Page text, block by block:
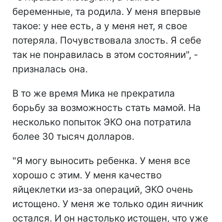
беременные, та родила. У меня впервые
такое: у нее есть, а у меня нет, я свое
потеряла. Почувствовала злость. Я себе
так не понравилась в этом состоянии", -
призналась она.
В то же время Мика не прекратила
борьбу за возможность стать мамой. На
несколько попыток ЭКО она потратила
более 30 тысяч долларов.
"Я могу выносить ребенка. У меня все
хорошо с этим. У меня качество
яйцеклетки из-за операций, ЭКО очень
истощено. У меня же только один яичник
остался. И он настолько истощен, что уже